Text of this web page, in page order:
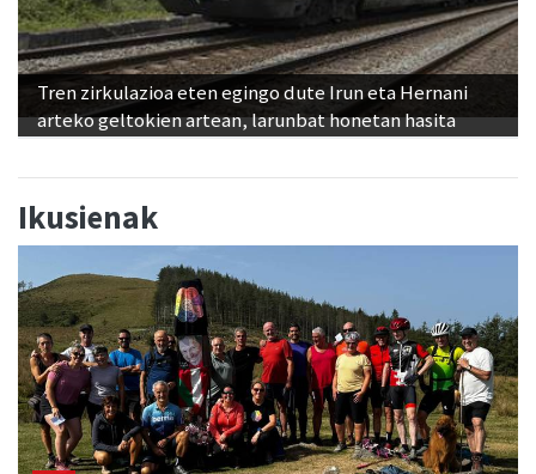
Tren zirkulazioa eten egingo dute Irun eta Hernani
arteko geltokien artean, larunbat honetan hasita
Ikusienak